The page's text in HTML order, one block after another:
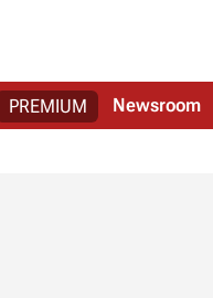
PREMIUM Newsroom